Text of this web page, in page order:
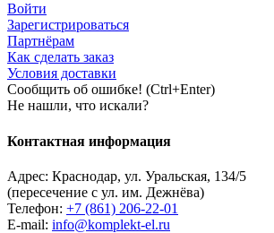
Войти
Зарегистрироваться
Партнёрам
Как сделать заказ
Условия доставки
Сообщить об ошибке! (Ctrl+Enter)
Не нашли, что искали?
Контактная информация
Адрес: Краснодар, ул. Уральская, 134/5
(пересечение с ул. им. Дежнёва)
Телефон: +7 (861) 206-22-01
E-mail: info@komplekt-el.ru